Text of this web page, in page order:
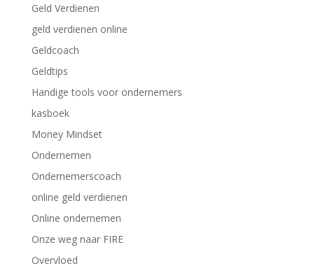
Geld Verdienen
geld verdienen online
Geldcoach
Geldtips
Handige tools voor ondernemers
kasboek
Money Mindset
Ondernemen
Ondernemerscoach
online geld verdienen
Online ondernemen
Onze weg naar FIRE
Overvloed